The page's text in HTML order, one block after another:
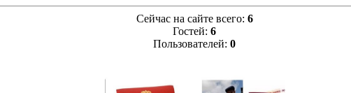
Сейчас на сайте всего: 6
Гостей: 6
Пользователей: 0